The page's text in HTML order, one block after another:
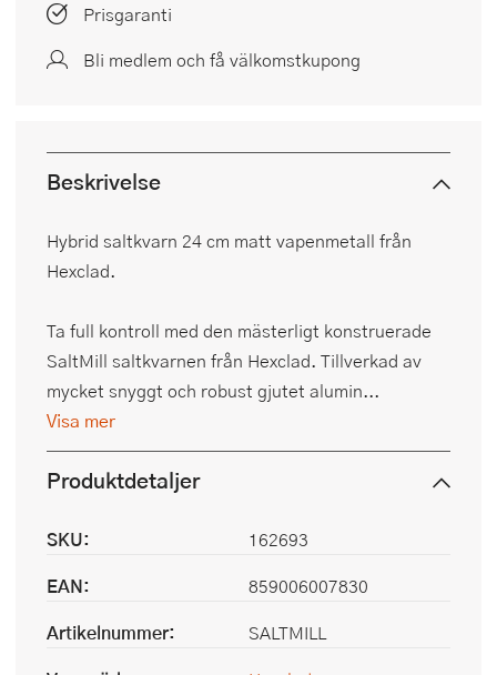
Prisgaranti
Bli medlem och få välkomstkupong
Beskrivelse
Hybrid saltkvarn 24 cm matt vapenmetall från
Hexclad.
Ta full kontroll med den mästerligt konstruerade
SaltMill saltkvarnen från Hexclad. Tillverkad av
mycket snyggt och robust gjutet alumin...
Visa mer
Produktdetaljer
SKU:
162693
EAN:
859006007830
Artikelnummer:
SALTMILL